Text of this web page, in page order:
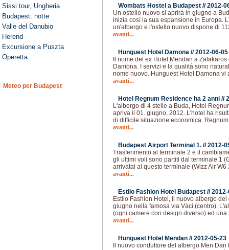
Sissi tour, Ungheria
Budapest: notte
Valle del Danubio
Herend
Excursione a Puszta
Operetta
Meteo per Budapest
Wombats Hostel a Budapest //2012-
Un ostello nuovo si aprirá in giugno a
inizia cosí la sua espansione in Europa.
un'albergo e l'ostello nuovo dispone di
avanti...
Hunguest Hotel Damona //2012-06-05
Il nome del ex Hotel Mendan a
Damona. I servizi e la qualitá sono
nome nuovo. Hunguest Hotel Damona vi
avanti...
Hotel Regnum Residence ha 2 anni //
L'albergo di 4 stelle a Buda, Hotel
apriva il 01. giugno, 2012. L'hotel ha
di difficile situazione economica.
avanti...
Budapest Airport Terminal 1. //2012-
Trasferimento al terminale 2 e il
gli ultimi voli sono partiti dal terminale 1
arrivatai al questo terminale (Wizz Air W6
avanti...
Estilo Fashion Hotel Budapest //
Estilo Fashion Hotel, il nuovo albergo
giugno nella famosa via Váci (centro).
(ogni camere con design diverso) ed una
avanti...
Hunguest Hotel Mendan //2012-05-23
Il nuovo conduttore del albergo Men